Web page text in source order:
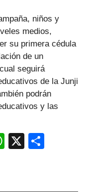
niños y
medios,
su primera cédula
de un
seguirá
de la Junji
podrán
y las
W X